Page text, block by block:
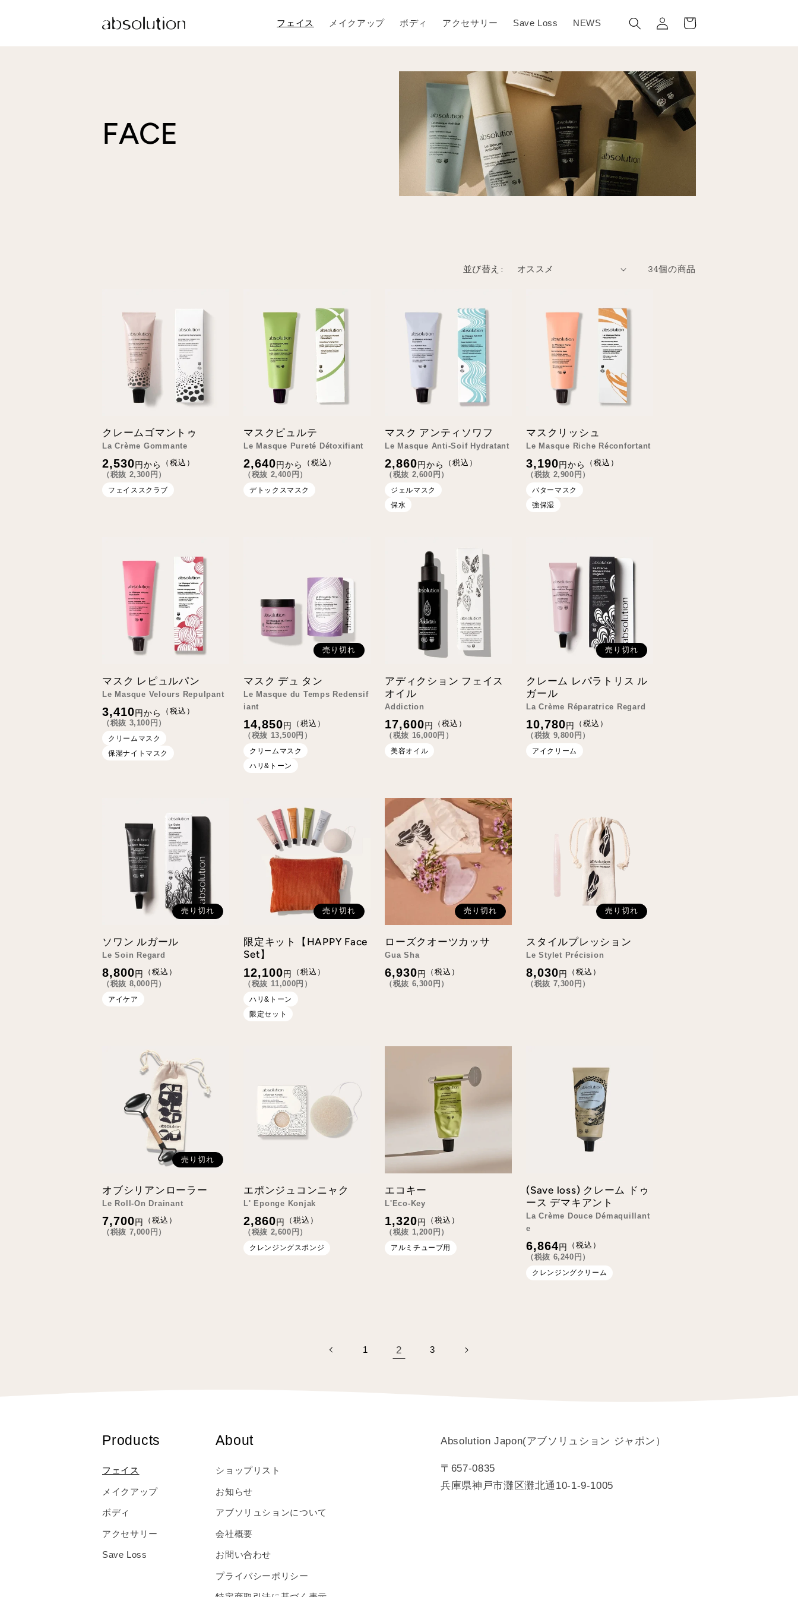
フェイス メイクアップ ボディ アクセサリー Save Loss NEWS
イ
ー
コ
ン
FACE
並び替え: 34個の商品
クレームゴマントゥ
La Crème Gommante
通
常
価
格
2,530円から （税込）
（税抜 2,300 円）
フェイススクラブ
マスクピュルテ
Le Masque Pureté Détoxifiant
通
常
価
格
2,640円から （税込）
（税抜 2,400 円）
デトックスマスク
マスク アンティソワフ
Le Masque Anti-Soif Hydratant
通
常
価
格
2,860円から （税込）
（税抜 2,600 円）
ジェルマスク
保水
マスクリッシュ
Le Masque Riche Réconfortant
通
常
価
格
3,190円から （税込）
（税抜 2,900 円）
バターマスク
強保湿
マスク レピュルパン
Le Masque Velours Repulpant
通
常
価
格
3,410円から （税込）
（税抜 3,100 円）
クリームマスク
保湿ナイトマスク
売り切れ
マスク デュ タン
Le Masque du Temps Redensif
iant
通
常
価
格
14,850円 （税込）
（税抜 13,500 円）
クリームマスク
ハリ&トーン
アディクション フェイス
オイル
Addiction
通
常
価
格
17,600円 （税込）
（税抜 16,000 円）
美容オイル
売り切れ
クレーム レパラトリス ル
ガール
La Crème Réparatrice Regard
通
常
価
格
10,780円 （税込）
（税抜 9,800 円）
アイクリーム
売り切れ
ソワン ルガール
Le Soin Regard
通
常
価
格
8,800円 （税込）
（税抜 8,000 円）
アイケア
売り切れ
限定キット【HAPPY Face
Set】
通
常
価
格
12,100円 （税込）
（税抜 11,000 円）
ハリ&トーン
限定セット
売り切れ
ローズクオーツカッサ
Gua Sha
通
常
価
6,930円 （税込）
（税抜 6,300 円）
売り切れ
スタイルプレッション
Le Stylet Précision
通
常
価
8,030円 （税込）
（税抜 7,300 円）
売り切れ
オブシリアンローラー
Le Roll-On Drainant
通
常
価
7,700円 （税込）
（税抜 7,000 円）
エポンジュコンニャク
L' Eponge Konjak
通
常
価
格
2,860円 （税込）
（税抜 2,600 円）
クレンジングスポンジ
エコキー
L'Eco-Key
通
常
価
格
1,320円 （税込）
（税抜 1,200 円）
アルミチューブ用
(Save loss) クレーム ドゥ
ース デマキアント
La Crème Douce Démaquillant
e
通
常
価
格
6,864円 （税込）
（税抜 6,240 円）
クレンジングクリーム
1 2 3
Products
フェイス
メイクアップ
ボディ
アクセサリー
Save Loss
About
ショップリスト
お知らせ
アブソリュションについて
会社概要
お問い合わせ
プライバシーポリシー
Absolution Japon(アブソリュション ジャポン）
〒657-0835
兵庫県神戸市灘区灘北通10-1-9-1005